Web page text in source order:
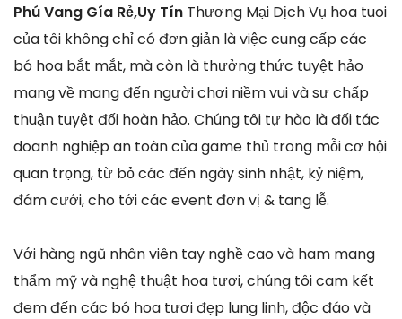
Phú Vang Gía Rẻ,Uy Tín Thương Mại Dịch Vụ hoa tuoi
của tôi không chỉ có đơn giản là việc cung cấp các
bó hoa bắt mắt, mà còn là thưởng thức tuyệt hảo
mang về mang đến người chơi niềm vui và sự chấp
thuận tuyệt đối hoàn hảo. Chúng tôi tự hào là đối tác
doanh nghiệp an toàn của game thủ trong mỗi cơ hội
quan trọng, từ bỏ các đến ngày sinh nhật, kỷ niệm,
đám cưới, cho tới các event đơn vị & tang lễ.
Với hàng ngũ nhân viên tay nghề cao và ham mang
thẩm mỹ và nghệ thuật hoa tươi, chúng tôi cam kết
đem đến các bó hoa tươi đẹp lung linh, độc đáo và